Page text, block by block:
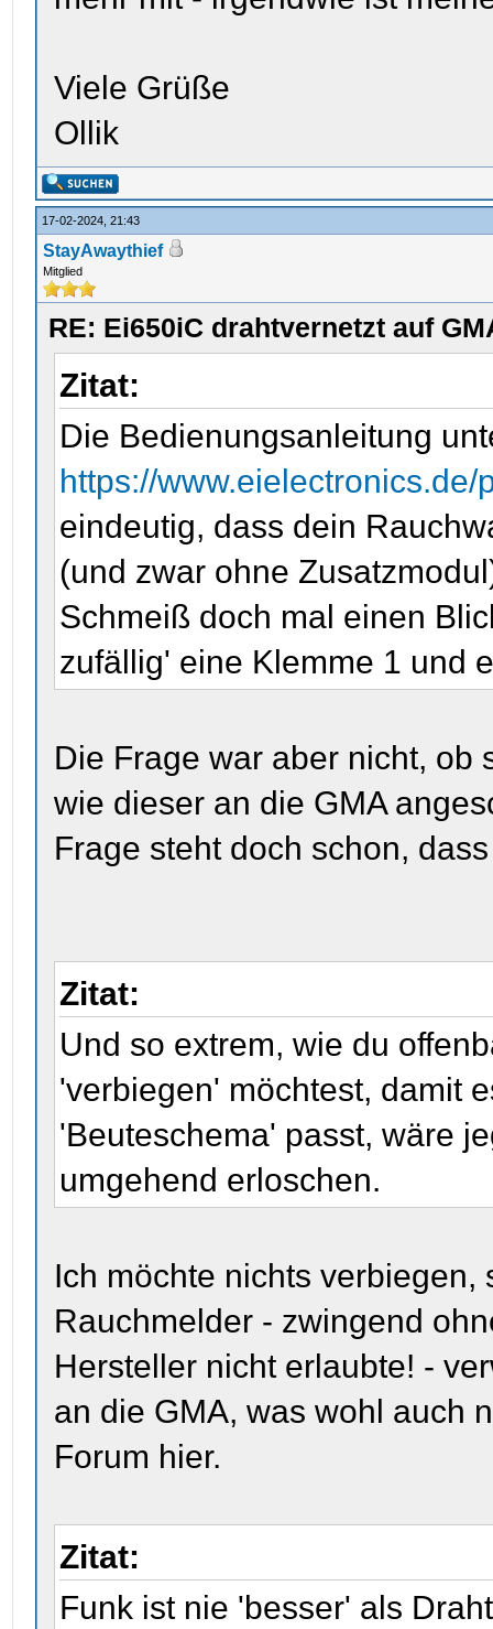
Viele Grüße
Ollik
17-02-2024, 21:43
StayAwaythief
Mitglied
RE: Ei650iC drahtvernetzt auf
Zitat:
Die Bedienungsanleitung
https://
eindeutig, dass dein
(und zwar ohne
Schmeiß doch mal einen
zufällig' eine Klemme 1 und
Die Frage war aber nicht, ob
wie dieser an die GMA
Frage steht doch schon,
Zitat:
Und so extrem, wie du
'verbiegen' möchtest, damit
'Beuteschema' passt, wäre
umgehend erloschen.
Ich möchte nichts
Rauchmelder - zwingend
Hersteller nicht erlaubte! -
an die GMA, was wohl auch
Forum hier.
Zitat:
Funk ist nie 'besser' als